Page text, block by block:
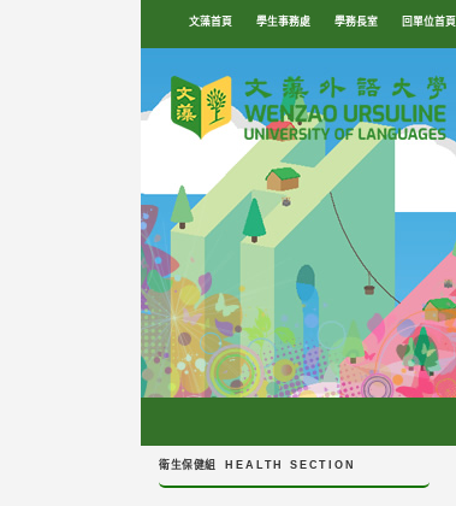
文藻首頁 學生事務處 學務長室 回單位首頁
衛生保健組 HEALTH SECTION